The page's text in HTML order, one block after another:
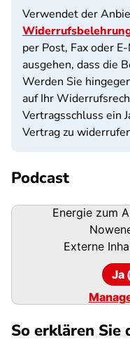
Verwendet der
per Post, Fax oder
ausgehen, dass die
Werden Sie
auf Ihr
Vertragsschluss ein
Vertrag zu
Podcast
Podigee-Energie zum
Externe
Ja
So erklären Sie